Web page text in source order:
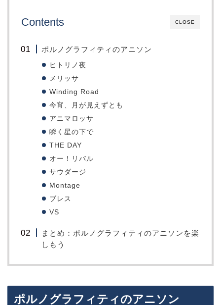
CLOSE
Contents
ポルノグラフィティのアニソン
ヒトリノ夜
メリッサ
Winding Road
今宵、月が見えずとも
アニマロッサ
瞬く星の下で
THE DAY
オー！リバル
サウダージ
Montage
ブレス
VS
まとめ：ポルノグラフィティのアニソンを楽
しもう
ポルノグラフィティのアニソン